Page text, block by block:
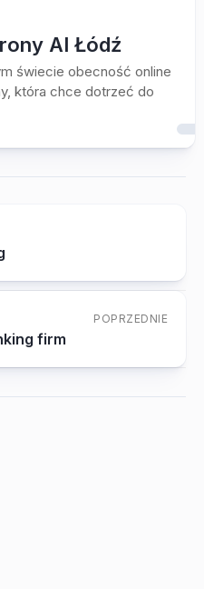
AI Łódź
świecie obecność online
która chce dotrzeć do
POPRZEDNIE
firm